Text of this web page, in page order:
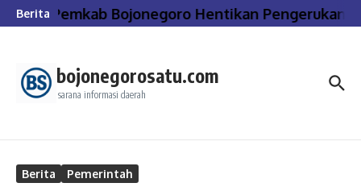
Lewati ke konten
BeritaPemkab Bojonegoro Hentikan Pengerukan
bojonegorosatu.com
sarana informasi daerah
Berita Pemerintah